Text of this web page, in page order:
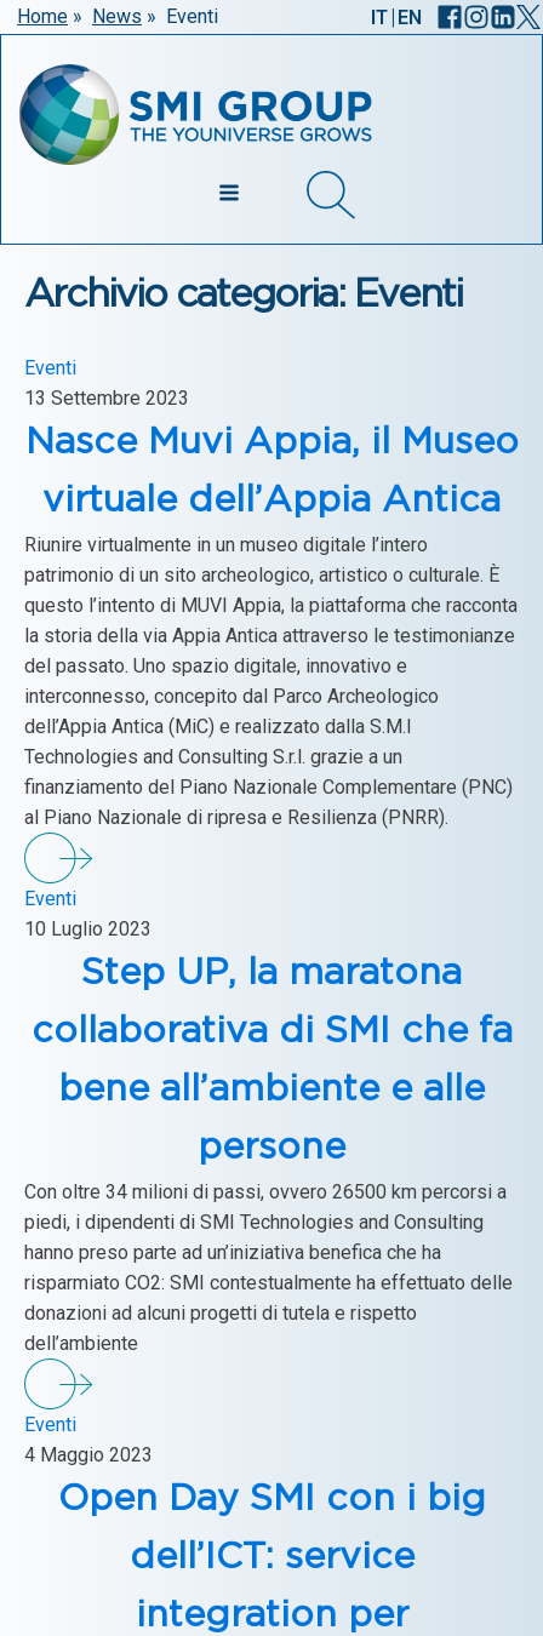
Home » News » Eventi IT| EN
Archivio categoria: Eventi
Eventi
13 Settembre 2023
Nasce Muvi Appia, il Museo
virtuale dell’Appia Antica
Riunire virtualmente in un museo digitale l’intero
patrimonio di un sito archeologico, artistico o culturale. È
questo l’intento di MUVI Appia, la piattaforma che racconta
la storia della via Appia Antica attraverso le testimonianze
del passato. Uno spazio digitale, innovativo e
interconnesso, concepito dal Parco Archeologico
dell’Appia Antica (MiC) e realizzato dalla S.M.I
Technologies and Consulting S.r.l. grazie a un
finanziamento del Piano Nazionale Complementare (PNC)
al Piano Nazionale di ripresa e Resilienza (PNRR).
Eventi
10 Luglio 2023
Step UP, la maratona
collaborativa di SMI che fa
bene all’ambiente e alle
persone
Con oltre 34 milioni di passi, ovvero 26500 km percorsi a
piedi, i dipendenti di SMI Technologies and Consulting
hanno preso parte ad un’iniziativa benefica che ha
risparmiato CO2: SMI contestualmente ha effettuato delle
donazioni ad alcuni progetti di tutela e rispetto
dell’ambiente
Eventi
4 Maggio 2023
Open Day SMI con i big
dell’ICT: service
integration per